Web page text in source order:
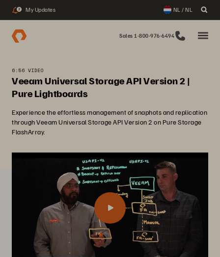
2 My Updates NL / NL
Sales 1-800-976-6494
6:56 VIDEO
Veeam Universal Storage API Version 2 |
Pure Lightboards
Experience the effortless management of snaphots and replication
through Veeam Universal Storage API Version 2 on Pure Storage
FlashArray.